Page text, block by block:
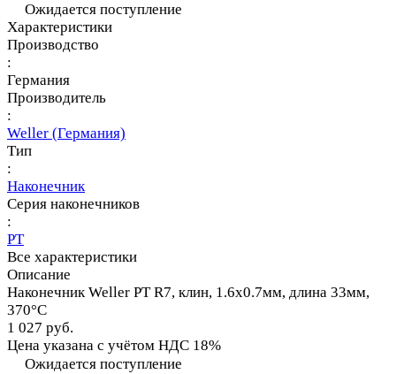
Ожидается поступление
Характеристики
Производство
:
Германия
Производитель
:
Weller (Германия)
Тип
:
Наконечник
Серия наконечников
:
PT
Все характеристики
Описание
Наконечник Weller PT R7, клин, 1.6х0.7мм, длина 33мм,
370°C
1 027 руб.
Цена указана с учётом НДС 18%
Ожидается поступление